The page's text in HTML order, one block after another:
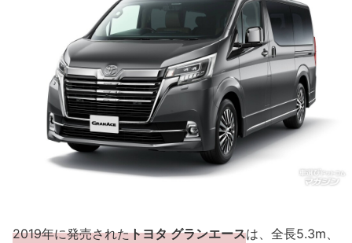
2019年に発売されたトヨタ グランエースは、全長5.3m、